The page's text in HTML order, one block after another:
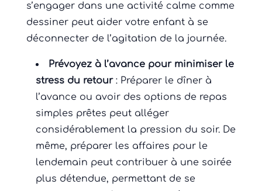
s’engager dans une activité calme comme
dessiner peut aider votre enfant à se
déconnecter de l’agitation de la journée.
Prévoyez à l’avance pour minimiser le
stress du retour: Préparer le dîner à
l’avance ou avoir des options de repas
simples prêtes peut alléger
considérablement la pression du soir. De
même, préparer les affaires pour le
lendemain peut contribuer à une soirée
plus détendue, permettant de se